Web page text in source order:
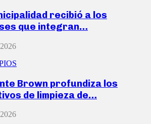
recibió a los
que integran…
Brown profundiza los
de limpieza de…